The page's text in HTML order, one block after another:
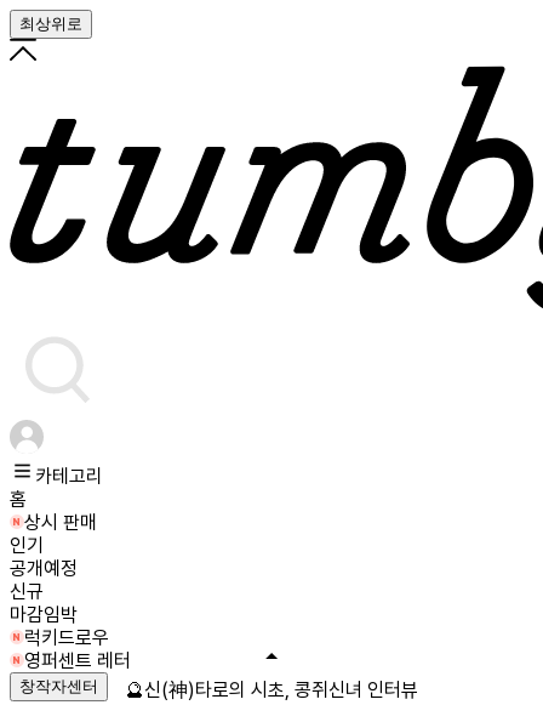
최상위로
카테고리
홈
상시 판매
인기
공개예정
신규
마감임박
럭키드로우
영퍼센트 레터
창작자센터 🔮신(神)타로의 시초, 콩쥐신녀 인터뷰